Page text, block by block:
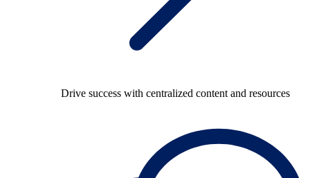
Drive success with centralized content and resources